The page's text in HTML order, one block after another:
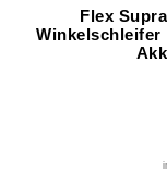
Flex
Winkelschleifer